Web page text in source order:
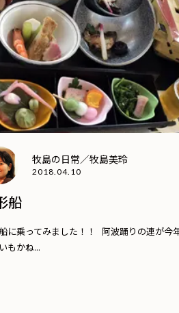
牧島の日常／牧島美玲
2018.04.10
船
に乗ってみました！！ 阿波踊りの連が今
もかね...